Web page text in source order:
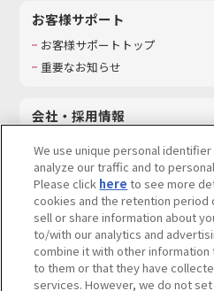
お客様サポート
お客様サポートトップ
重要なお知らせ
会社・採用情報
採用情報
サステナビリティ
お問い合わせ
ウェブサイトご利用条件 ソーシャルメデ
We use unique personal
analyze our traffic and to
Please click here to see more
cookies and the retention period
sell or share information about
to/with our analytics and
combine it with other information
to them or that they have
services. However, we do not